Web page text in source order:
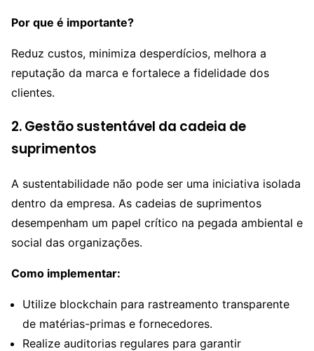
Por que é importante?
Reduz custos, minimiza desperdícios, melhora a
reputação da marca e fortalece a fidelidade dos
clientes.
2. Gestão sustentável da cadeia de
suprimentos
A sustentabilidade não pode ser uma iniciativa isolada
dentro da empresa. As cadeias de suprimentos
desempenham um papel crítico na pegada ambiental e
social das organizações.
Como implementar:
Utilize blockchain para rastreamento transparente
de matérias-primas e fornecedores.
Realize auditorias regulares para garantir